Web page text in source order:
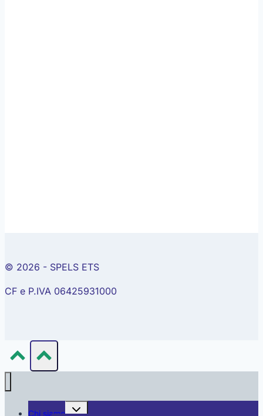
© 2026 - SPELS ETS
CF e P.IVA 06425931000
Chi siamo
Alterna